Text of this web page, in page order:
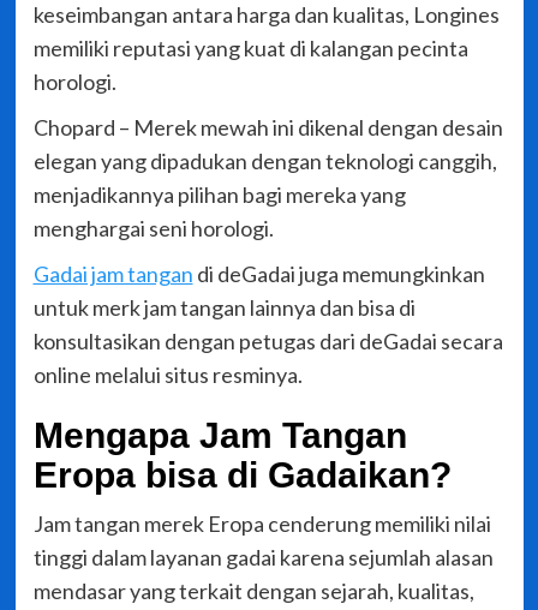
keseimbangan antara harga dan kualitas, Longines
memiliki reputasi yang kuat di kalangan pecinta
horologi.
Chopard – Merek mewah ini dikenal dengan desain
elegan yang dipadukan dengan teknologi canggih,
menjadikannya pilihan bagi mereka yang
menghargai seni horologi.
Gadai jam tangan di deGadai juga memungkinkan
untuk merk jam tangan lainnya dan bisa di
konsultasikan dengan petugas dari deGadai secara
online melalui situs resminya.
Mengapa Jam Tangan
Eropa bisa di Gadaikan?
Jam tangan merek Eropa cenderung memiliki nilai
tinggi dalam layanan gadai karena sejumlah alasan
mendasar yang terkait dengan sejarah, kualitas,